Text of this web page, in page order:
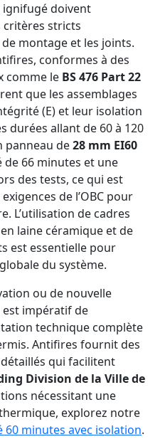
ignifugé doivent
critères stricts
montage et les joints.
conformes à des
comme le BS 476 Part 22
que les assemblages
(E) et leur isolation
durées allant de 60 à 120
panneau de28 mm EI60
66 minutes et une
des tests, ce qui est
de l’OBC pour
L’utilisation de cadres
laine céramique et de
est essentielle pour
du système.
ou de nouvelle
impératif de
technique complète
Antifires fournit des
qui facilitent
Division de la Ville de
nécessitant une
explorez notre
minutes avec isolation.